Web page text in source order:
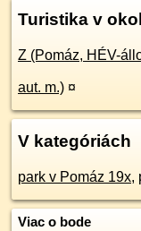
Turistika v
Z (Pomáz, HÉV-
aut. m.) ¤
V kategóriách
park v Pomáz 19x,
Viac o bode